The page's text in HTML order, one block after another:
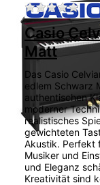
Zu
Casio
Matt
Das Casio
edlem Schwarz
authentischen
moderner
realistisches
gewichteten
Akustik. Perfekt
Musiker und
und Eleganz
Kreativität sind